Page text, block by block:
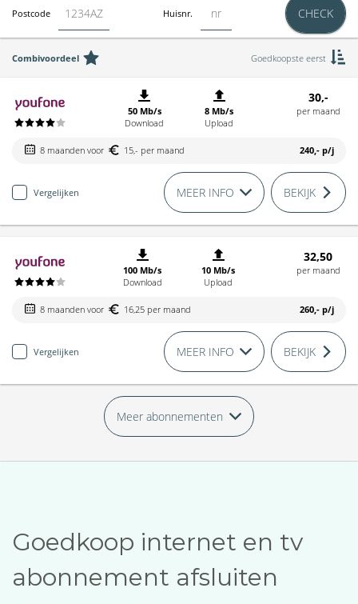
Postcode Huisnr. CHECK
Combivoordeel Goedkoopste eerst
50 Mb/s
Download
8 Mb/s
Upload
30,-
per maand
8 maanden voor 15,- per maand 240,- p/j
Vergelijken MEER INFO BEKIJK
100 Mb/s
Download
10 Mb/s
Upload
32,50
per maand
8 maanden voor 16,25 per maand 260,- p/j
Vergelijken MEER INFO BEKIJK
Meer abonnementen
Goedkoop internet en tv
abonnement afsluiten